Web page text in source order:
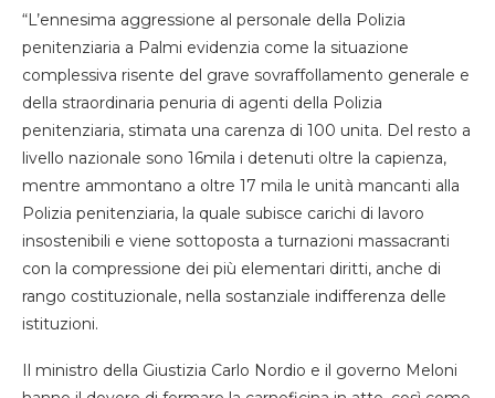
“L’ennesima aggressione al personale della Polizia
penitenziaria a Palmi evidenzia come la situazione
complessiva risente del grave sovraffollamento generale e
della straordinaria penuria di agenti della Polizia
penitenziaria, stimata una carenza di 100 unita. Del resto a
livello nazionale sono 16mila i detenuti oltre la capienza,
mentre ammontano a oltre 17 mila le unità mancanti alla
Polizia penitenziaria, la quale subisce carichi di lavoro
insostenibili e viene sottoposta a turnazioni massacranti
con la compressione dei più elementari diritti, anche di
rango costituzionale, nella sostanziale indifferenza delle
istituzioni.
Il ministro della Giustizia Carlo Nordio e il governo Meloni